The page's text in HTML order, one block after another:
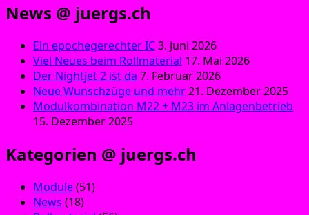
News @ juergs.ch
Ein epochegerechter IC3. Juni 2026
Viel Neues beim Rollmaterial 17. Mai 2026
Der Nightjet 2 ist da 7. Februar 2026
Neue Wunschzüge und mehr21. Dezember 2025
Modulkombination M22 + M23 im Anlagenbetrieb
15. Dezember 2025
Kategorien @ juergs.ch
Module(51)
News (18)